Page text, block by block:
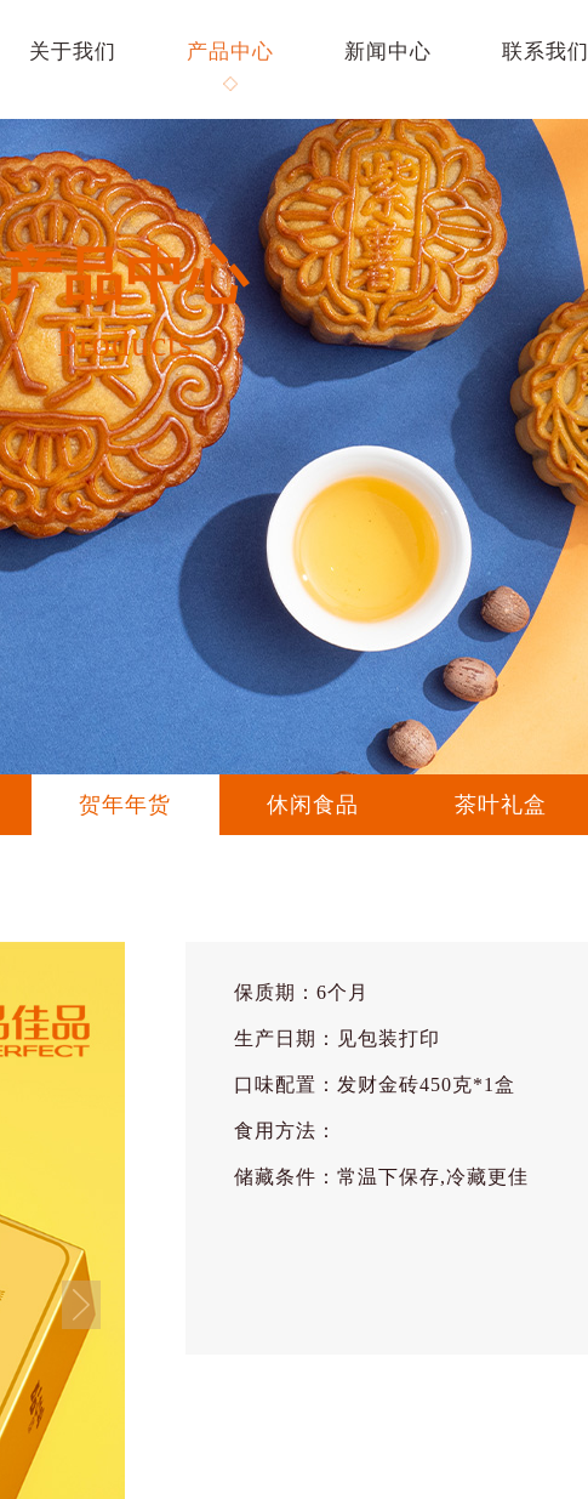
关于我们 产品中心 新闻中心 联系我们
产品中心
Products
贺年年货 休闲食品 茶叶礼盒
保质期：6个月
生产日期：见包装打印
口味配置：发财金砖450克*1盒
食用方法：
储藏条件：常温下保存,冷藏更佳